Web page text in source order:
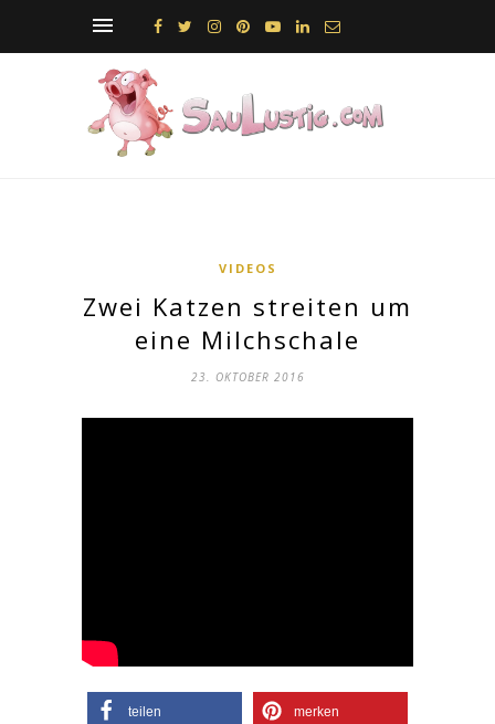
VIDEOS
Zwei Katzen streiten um
eine Milchschale
23. OKTOBER 2016
teilen merken